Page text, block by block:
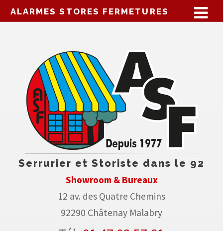
ALARMES STORES FERMETURES
Serrurier et Storiste dans le 92
Showroom & Bureaux
12 av. des Quatre Chemins
92290 Châtenay Malabry